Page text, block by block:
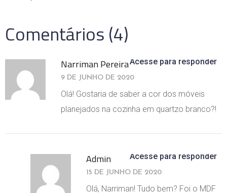
Comentários (4)
Narriman Pereira
9 DE JUNHO DE 2020
Acesse para responder
Olá! Gostaria de saber a cor dos móveis
planejados na cozinha em quartzo branco?!
Admin
15 DE JUNHO DE 2020
Acesse para responder
Olá, Narriman! Tudo bem? Foi o MDF